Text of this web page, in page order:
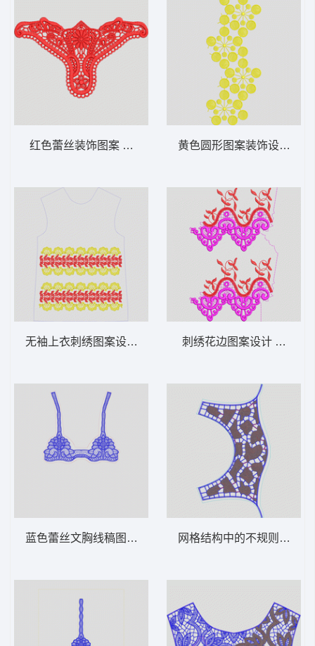
红色蕾丝装饰图案 水溶内衣
无袖上衣刺绣图案设计图 水溶条码
蓝色蕾丝文胸线稿图 水溶文胸
黄色圆形图案装饰设计 水
刺绣花边图案设计 水溶满
网格结构中的不规则填充